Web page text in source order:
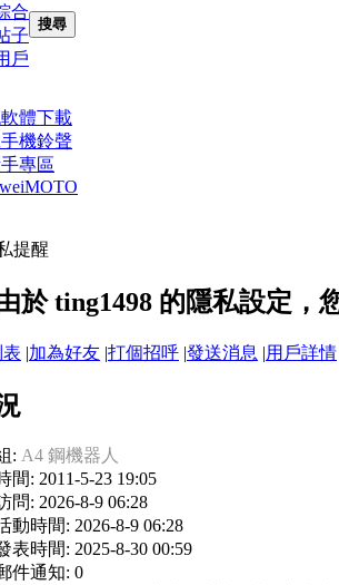
合
子
戶
搜尋
軟體下載
手機鈴聲
專區
MOTO
提醒
於 ting1498 的隱私設定，
|加為好友 |打個招呼 |發送消息 |用戶詳情
: A4 鋼機器人
間: 2011-5-23 19:05
問: 2026-8-9 06:28
動時間: 2026-8-9 06:28
表時間: 2025-8-30 00:59
件通知: 0